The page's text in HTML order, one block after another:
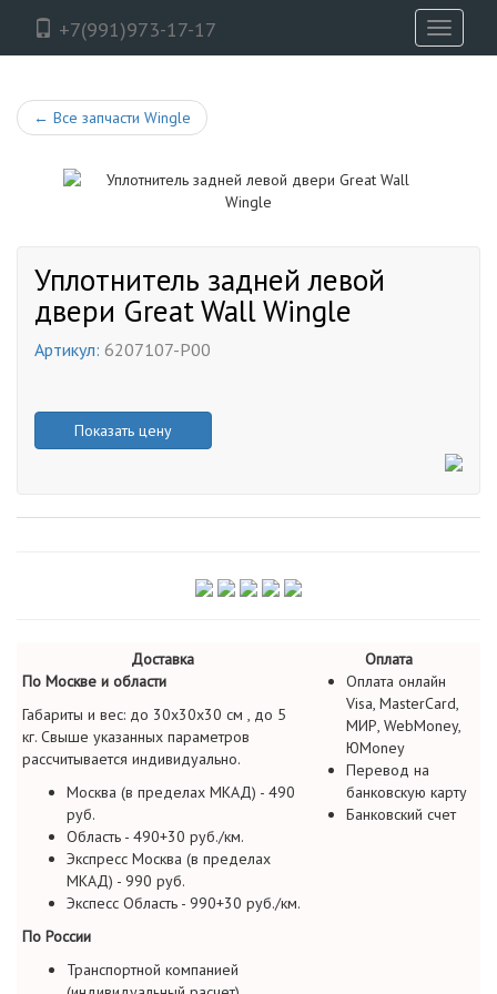
+7(991)973-17-17
Toggle
← Все запчасти Wingle
Уплотнитель задней левой
двери Great Wall Wingle
Артикул: 6207107-P00
Показать цену
Доставка
Оплата
По Москве и области
Габариты и вес: до 30х30х30 см , до 5
кг. Свыше указанных параметров
рассчитывается индивидуально.
Москва (в пределах МКАД) - 490
руб.
Область - 490+30 руб./км.
Экспресс Москва (в пределах
МКАД) - 990 руб.
Экспесс Область - 990+30 руб./км.
По России
Транспортной компанией
Оплата онлайн
Visa, MasterCard,
МИР, WebMoney,
ЮMoney
Перевод на
банковскую карту
Банковский счет